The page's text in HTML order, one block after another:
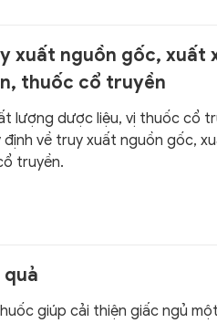
xuất nguồn gốc, xuất
thuốc cổ truyền
lượng dược liệu, vị thuốc cổ
về truy xuất nguồn gốc,
truyền.
giúp cải thiện giấc ngủ